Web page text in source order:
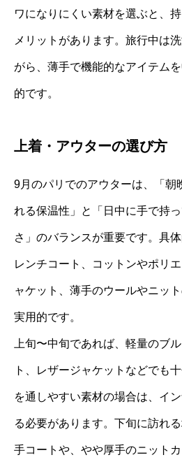
ワになりにくい素材を選ぶと、
メリットがあります。旅行中は
がら、薄手で機能的なアイテム
的です。
上着・アウターの選び方
9月のパリでのアウターは、「朝
れる保温性」と「日中に手で持
さ」のバランスが重要です。具
レンチコート、コットンやポリ
ャケット、薄手のウールやニッ
実用的です。
上旬〜中旬であれば、軽量のブ
ト、レザージャケットなどでも
を通しやすい素材の場合は、イ
る必要があります。下旬に訪れ
手コートや、やや厚手のニット